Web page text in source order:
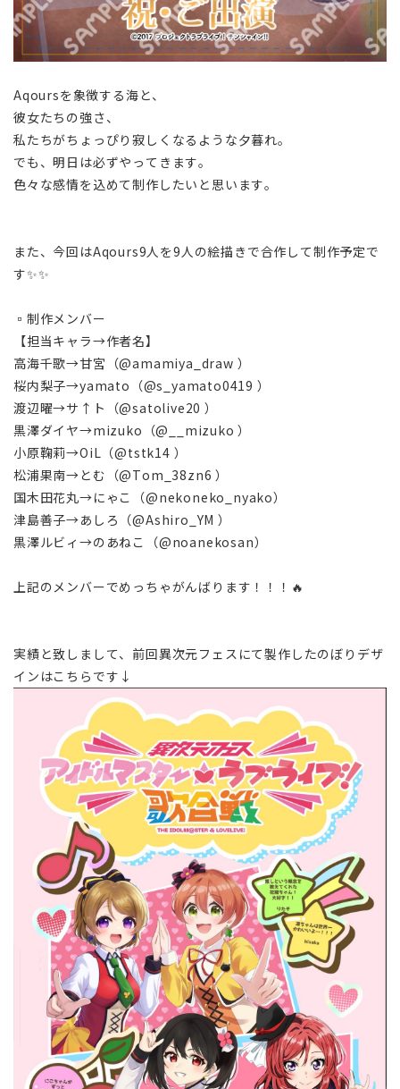
Aqoursを象徴する海と、
彼女たちの強さ、
私たちがちょっぴり寂しくなるような夕暮れ。
でも、明日は必ずやってきます。
色々な感情を込めて制作したいと思います。
また、今回はAqours9人を9人の絵描きで合作して制作予定で
す✨️✨️
▫️制作メンバー
【担当キャラ→作者名】
高海千歌→甘宮（@amamiya_draw ）
桜内梨子→yamato（@s_yamato0419 ）
渡辺曜→サ↑ト（@satolive20 ）
黒澤ダイヤ→mizuko（@__mizuko ）
小原鞠莉→OiL（@tstk14 ）
松浦果南→とむ（@Tom_38zn6 ）
国木田花丸→にゃこ（@nekoneko_nyako）
津島善子→あしろ（@Ashiro_YM ）
黒澤ルビィ→のあねこ（@noanekosan）
上記のメンバーでめっちゃがんばります！！！🔥
実績と致しまして、前回異次元フェスにて製作したのぼりデザ
インはこちらです↓